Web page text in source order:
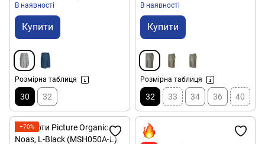
В наявності
Купити
Розмірна таблиця
30 32
В наявності
Купити
Розмірна таблиця
32 33 34 36 40
−70%